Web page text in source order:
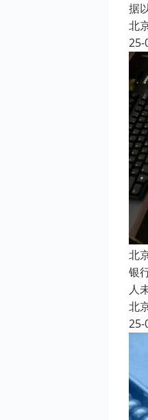
据
北
25-
北
银
人
北
25-